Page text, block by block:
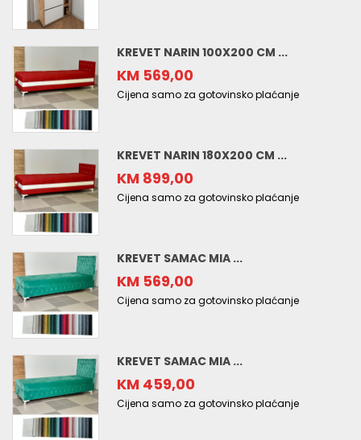
KREVET NARIN 100X200 CM ...
KM 569,00
Cijena samo za gotovinsko plaćanje
KREVET NARIN 180X200 CM ...
KM 899,00
Cijena samo za gotovinsko plaćanje
KREVET SAMAC MIA ...
KM 569,00
Cijena samo za gotovinsko plaćanje
KREVET SAMAC MIA ...
KM 459,00
Cijena samo za gotovinsko plaćanje